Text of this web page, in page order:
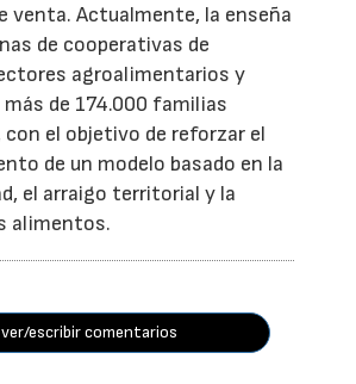
venta. Actualmente, la enseña
de cooperativas de
agroalimentarios y
de 174.000 familias
el objetivo de reforzar el
de un modelo basado en la
el arraigo territorial y la
alimentos.
ver/escribir comentarios